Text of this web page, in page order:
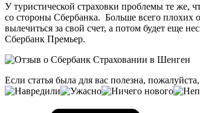
У туристической страховки проблемы те же,
со стороны Сбербанка. Больше всего плохих
вылечиться за свой счет, а потом будет еще
Сбербанк Премьер.
Если статья была для вас полезна,